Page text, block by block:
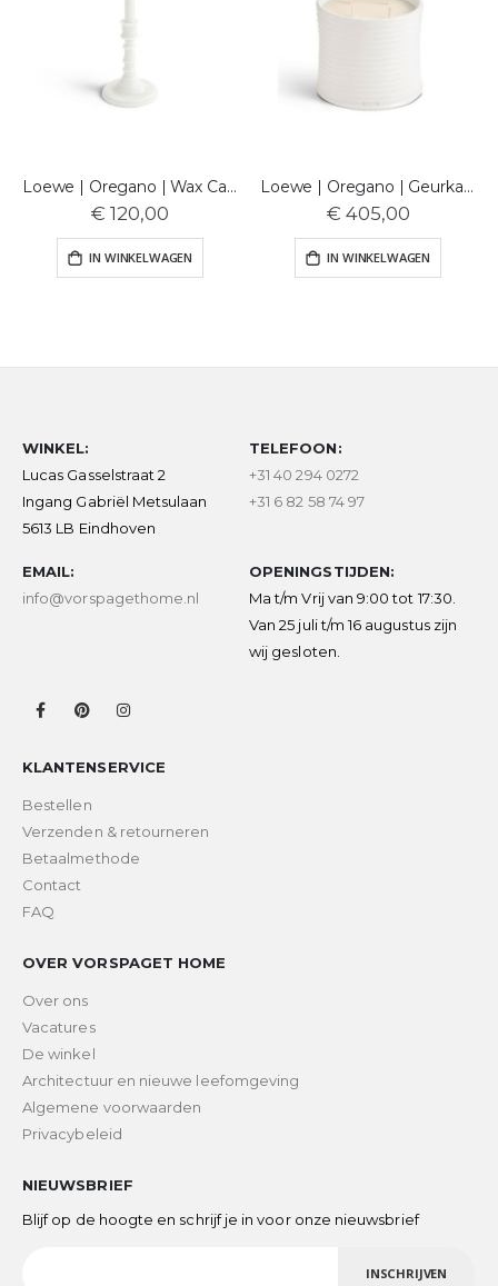
Loewe | Oregano | Wax Candle holder | Geurkaars
€ 120,00
IN WINKELWAGEN
Loewe | Oregano | Geurkaars | L
€ 405,00
IN WINKELWAGEN
WINKEL:
Lucas Gasselstraat 2
Ingang Gabriël Metsulaan
5613 LB Eindhoven
TELEFOON:
+31 40 294 0272
+31 6 82 58 74 97
EMAIL:
info@vorspagethome.nl
OPENINGSTIJDEN:
Ma t/m Vrij van 9:00 tot 17:30.
Van 25 juli t/m 16 augustus zijn
wij gesloten.
KLANTENSERVICE
Bestellen
Verzenden & retourneren
Betaalmethode
Contact
FAQ
OVER VORSPAGET HOME
Over ons
Vacatures
De winkel
Architectuur en nieuwe leefomgeving
Algemene voorwaarden
Privacybeleid
NIEUWSBRIEF
Blijf op de hoogte en schrijf je in voor onze nieuwsbrief
INSCHRIJVEN